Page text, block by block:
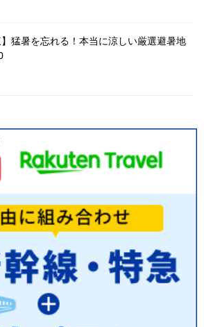
】猛暑を忘れる！本当に涼しい厳選避暑地